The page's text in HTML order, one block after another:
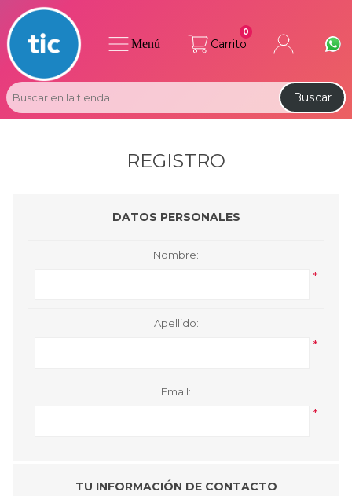
Carrito
0
Buscar
Menú
REGISTRO
DATOS PERSONALES
Nombre:
*
Apellido:
*
Email:
*
TU INFORMACIÓN DE CONTACTO